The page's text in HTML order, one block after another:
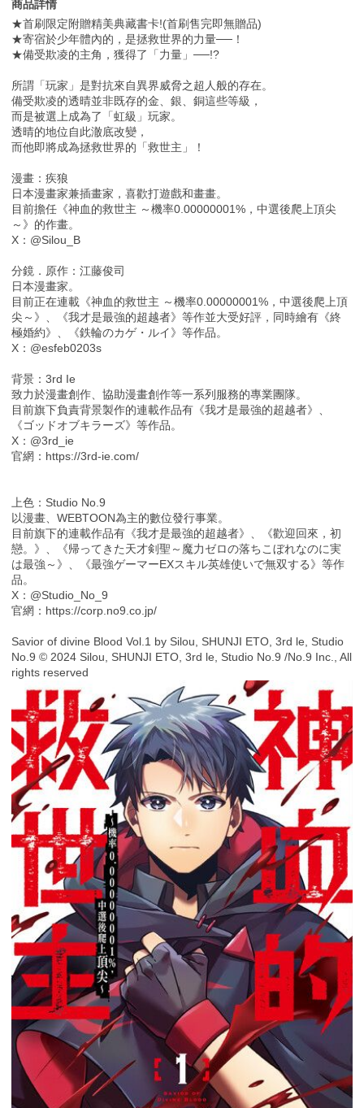
商品詳情
★首刷限定附贈精美典藏書卡!(首刷售完即無贈品)
★寄宿於少年體內的，是拯救世界的力量──！
★備受欺凌的主角，獲得了「力量」──!?
所謂「玩家」是對抗來自異界威脅之超人般的存在。
備受欺凌的透晴並非既存的金、銀、銅這些等級，
而是被選上成為了「虹級」玩家。
透晴的地位自此澈底改變，
而他即將成為拯救世界的「救世主」！
漫畫：疾狼
日本漫畫家兼插畫家，喜歡打遊戲和畫畫。
目前擔任《神血的救世主 ～機率0.00000001%，中選後爬上頂尖
～》的作畫。
X：@Silou_B
分鏡．原作：江藤俊司
日本漫畫家。
目前正在連載《神血的救世主 ～機率0.00000001%，中選後爬上頂
尖～》、《我才是最強的超越者》等作並大受好評，同時繪有《終
極婚約》、《鉄輪のカゲ・ルイ》等作品。
X：@esfeb0203s
背景：3rd Ie
致力於漫畫創作、協助漫畫創作等一系列服務的專業團隊。
目前旗下負責背景製作的連載作品有《我才是最強的超越者》、
《ゴッドオブキラーズ》等作品。
X：@3rd_ie
官網：https://3rd-ie.com/
上色：Studio No.9
以漫畫、WEBTOON為主的數位發行事業。
目前旗下的連載作品有《我才是最強的超越者》、《歡迎回來，初
戀。》、《帰ってきた天才剣聖～魔力ゼロの落ちこぼれなのに実
は最強～》、《最強ゲーマーEXスキル英雄使いで無双する》等作
品。
X：@Studio_No_9
官網：https://corp.no9.co.jp/
Savior of divine Blood Vol.1 by Silou, SHUNJI ETO, 3rd le, Studio
No.9 © 2024 Silou, SHUNJI ETO, 3rd le, Studio No.9 /No.9 Inc., All
rights reserved